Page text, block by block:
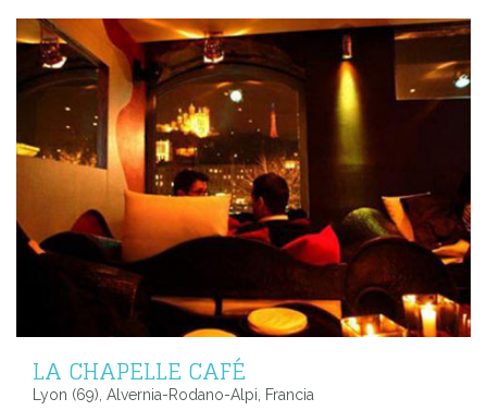
LA CHAPELLE CAFÉ
Lyon (69), Alvernia-Rodano-Alpi, Francia